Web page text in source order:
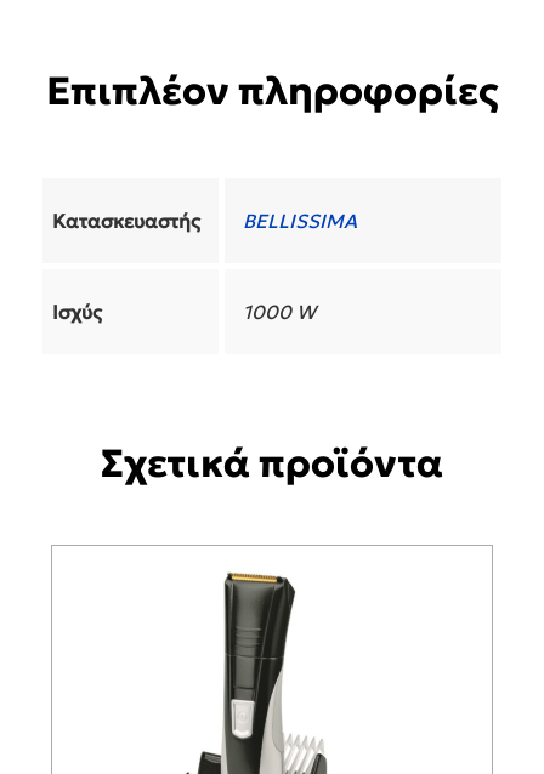
Επιπλέον πληροφορίες
Κατασκευαστής BELLISSIMA
Ισχύς 1000 W
Σχετικά προϊόντα